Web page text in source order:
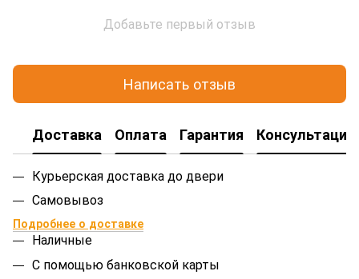
Добавьте первый отзыв
Написать отзыв
Доставка Оплата Гарантия Консультация
Курьерская доставка до двери
Самовывоз
Подробнее о доставке
Наличные
С помощью банковской карты